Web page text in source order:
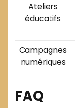
Ateliers
éducatifs
Campagnes
numériques
FAQ